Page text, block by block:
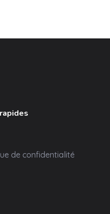
de confidentialité